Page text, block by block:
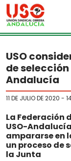
Skip to main content
USO
de
Andalucía
11 DE JULIO DE 2020 -
La Federación
USO-
ampararse en
un proceso de
la Junta